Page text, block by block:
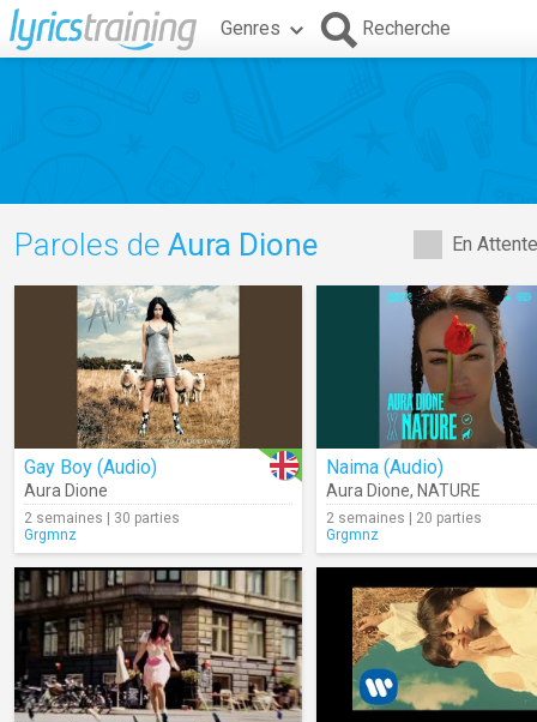
Genres Recherche
En
Paroles de Aura Dione
Gay Boy (Audio)
Aura Dione
2 semaines | 30 parties
Grgmnz
Naima (Audio)
Aura Dione, NATURE
2 semaines | 20 parties
Grgmnz